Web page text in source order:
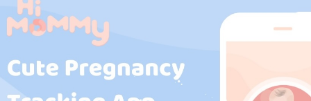
Medikamente
während der
Schwangerschaft·
Gesundheitsprobleme
Korea